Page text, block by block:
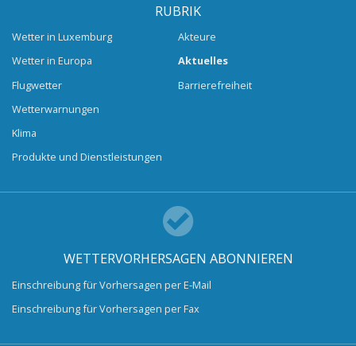
RUBRIK
Wetter in Luxemburg
Wetter in Europa
Flugwetter
Wetterwarnungen
Klima
Produkte und Dienstleistungen
Akteure
Aktuelles
Barrierefreiheit
WETTERVORHERSAGEN ABONNIEREN
Einschreibung für Vorhersagen per E-Mail
Einschreibung für Vorhersagen per Fax